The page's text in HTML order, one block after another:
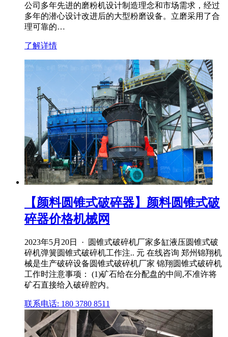
公司多年先进的磨粉机设计制造理念和市场需求，经过
多年的潜心设计改进后的大型粉磨设备。立磨采用了合
理可靠的…
了解详情
【颜料圆锥式破碎器】颜料圆锥式破
碎器价格机械网
2023年5月20日 · 圆锥式破碎机厂家多缸液压圆锥式破
碎机弹簧圆锥式破碎机工作注.. 元 在线咨询 郑州锦翔机
械是生产破碎设备圆锥式破碎机厂家 锦翔圆锥式破碎机
工作时注意事项： (1)矿石给在分配盘的中间,不准许将
矿石直接给入破碎腔内。
联系电话: 180 3780 8511